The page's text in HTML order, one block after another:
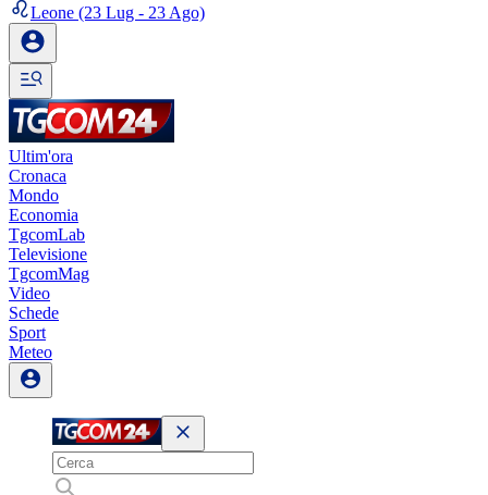
Leone (23 Lug - 23 Ago)
Ultim'ora
Cronaca
Mondo
Economia
TgcomLab
Televisione
TgcomMag
Video
Schede
Sport
Meteo